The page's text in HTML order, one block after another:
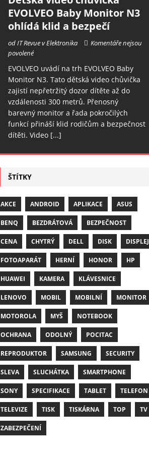
EVOLVEO Baby Monitor N3
ohlídá klid a bezpečí
od IT Revue v Elektronika
Komentáře nejsou
povolené
EVOLVEO uvádí na trh EVOLVEO Baby
Monitor N3. Tato dětská video chůvička
zajistí nepřetržitý dozor dítěte až do
vzdálenosti 300 metrů. Přenosný
barevný monitor a řada pokročilých
funkcí přináší klid rodičům a bezpečnost
dítěti. Video [...]
ŠTÍTKY
AKCE ANDROID APLIKACE ASUS
BENQ BEZDRÁTOVÁ BEZPEČNOST
CENA CHYTRÝ DELL DISK DISPLEJ
FOTOAPARÁT HERNÍ HONOR HP
HUAWEI KAMERA KLÁVESNICE
LENOVO MOBIL MOBILNÍ MONITOR
MOTOROLA MYŠ NOTEBOOK
OCHRANA ODOLNÝ POCITAC
REPRODUKTOR SAMSUNG SECURITY
SLEVA SLUCHÁTKA SMARTPHONE
SONY SPECIFIKACE TABLET TELEFON
TELEVIZE TISK TISKÁRNA TOP TV
ZABEZPEČENÍ